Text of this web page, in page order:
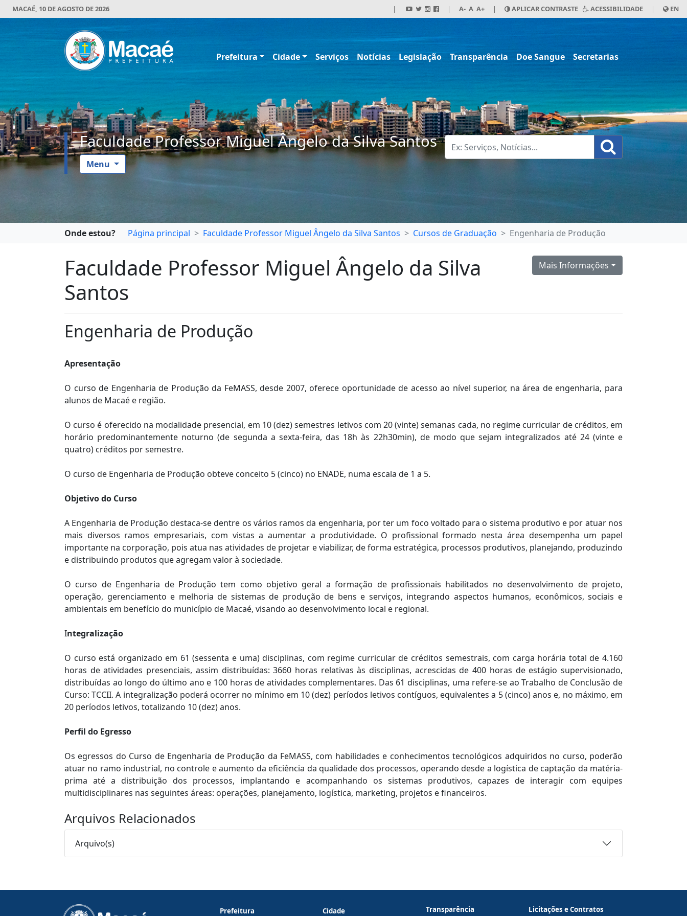
MACAÉ, 10 DE AGOSTO DE 2026 | | A- A A+ | APLICAR CONTRASTE ACESSIBILIDADE | EN
Prefeitura Cidade Serviços Notícias Legislação Transparência Doe Sangue Secretarias
Faculdade Professor Miguel Ângelo da Silva Santos
Menu
Onde estou? Página principal Faculdade Professor Miguel Ângelo da Silva Santos Cursos de Graduação Engenharia de Produção
Mais Informações
Faculdade Professor Miguel Ângelo da Silva
Santos
Engenharia de Produção
Apresentação
O curso de Engenharia de Produção da FeMASS, desde 2007, oferece oportunidade de acesso ao nível superior, na área de engenharia, para
alunos de Macaé e região.
O curso é oferecido na modalidade presencial, em 10 (dez) semestres letivos com 20 (vinte) semanas cada, no regime curricular de créditos, em
horário predominantemente noturno (de segunda a sexta-feira, das 18h às 22h30min), de modo que sejam integralizados até 24 (vinte e
quatro) créditos por semestre.
O curso de Engenharia de Produção obteve conceito 5 (cinco) no ENADE, numa escala de 1 a 5.
Objetivo do Curso
A Engenharia de Produção destaca-se dentre os vários ramos da engenharia, por ter um foco voltado para o sistema produtivo e por atuar nos
mais diversos ramos empresariais, com vistas a aumentar a produtividade. O profissional formado nesta área desempenha um papel
importante na corporação, pois atua nas atividades de projetar e viabilizar, de forma estratégica, processos produtivos, planejando, produzindo
e distribuindo produtos que agregam valor à sociedade.
O curso de Engenharia de Produção tem como objetivo geral a formação de profissionais habilitados no desenvolvimento de projeto,
operação, gerenciamento e melhoria de sistemas de produção de bens e serviços, integrando aspectos humanos, econômicos, sociais e
ambientais em benefício do município de Macaé, visando ao desenvolvimento local e regional.
Integralização
O curso está organizado em 61 (sessenta e uma) disciplinas, com regime curricular de créditos semestrais, com carga horária total de 4.160
horas de atividades presenciais, assim distribuídas: 3660 horas relativas às disciplinas, acrescidas de 400 horas de estágio supervisionado,
distribuídas ao longo do último ano e 100 horas de atividades complementares. Das 61 disciplinas, uma refere-se ao Trabalho de Conclusão de
Curso: TCCII. A integralização poderá ocorrer no mínimo em 10 (dez) períodos letivos contíguos, equivalentes a 5 (cinco) anos e, no máximo, em
20 períodos letivos, totalizando 10 (dez) anos.
Perfil do Egresso
Os egressos do Curso de Engenharia de Produção da FeMASS, com habilidades e conhecimentos tecnológicos adquiridos no curso, poderão
atuar no ramo industrial, no controle e aumento da eficiência da qualidade dos processos, operando desde a logística de captação da matéria-
prima até a distribuição dos processos, implantando e acompanhando os sistemas produtivos, capazes de interagir com equipes
multidisciplinares nas seguintes áreas: operações, planejamento, logística, marketing, projetos e financeiros.
Arquivos Relacionados
Arquivo(s)
Prefeitura Cidade Transparência Licitações e Contratos